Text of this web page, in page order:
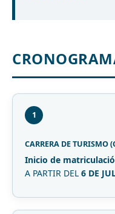
1
CARRERA DE TURISMO
Inicio de
A PARTIR DEL 6 DE